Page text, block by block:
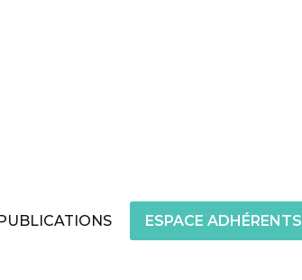
PUBLICATIONS ESPACE ADHÉRENTS